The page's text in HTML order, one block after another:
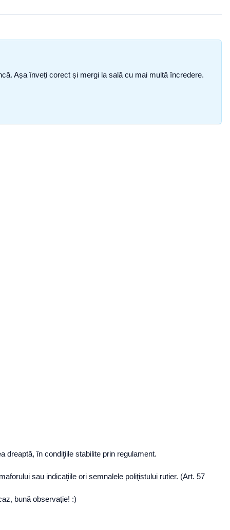
Așa înveți corect și mergi la sală cu mai multă încredere.
dreaptă, în condiţiile stabilite prin regulament.
sau indicaţiile ori semnalele poliţistului rutier. (Art. 57
bună observație! :)